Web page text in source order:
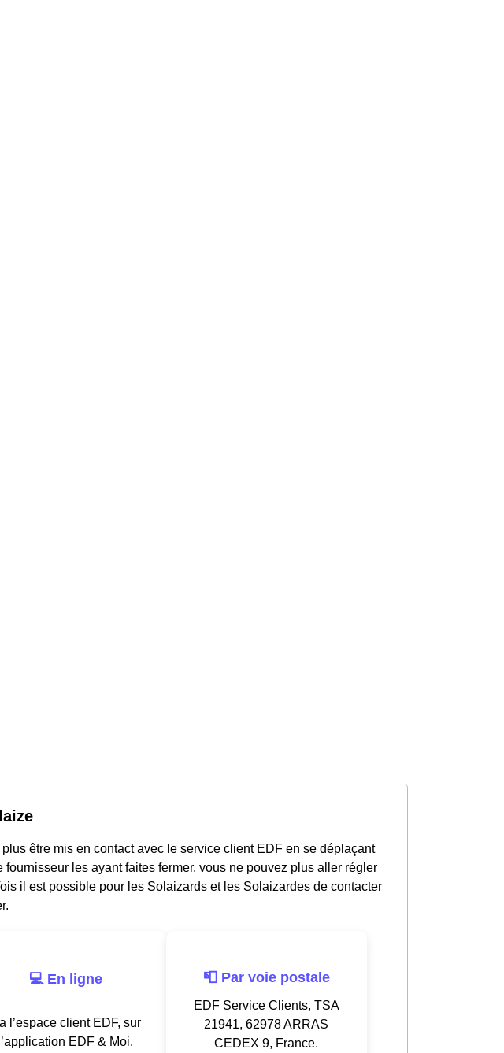
être mis en contact avec le service client EDF en se déplaçant
les ayant faites fermer, vous ne pouvez plus aller régler
il est possible pour les Solaizards et les Solaizardes de contacter
💻 En ligne
l’espace client EDF, sur
l’application EDF & Moi.
📮 Par voie postale
EDF Service Clients, TSA
21941, 62978 ARRAS
CEDEX 9, France.